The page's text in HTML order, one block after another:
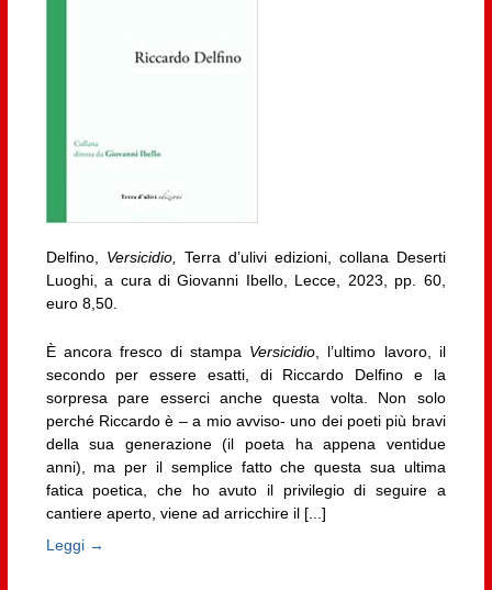
Delfino, Versicidio, Terra d’ulivi edizioni, collana Deserti
Luoghi, a cura di Giovanni Ibello, Lecce, 2023, pp. 60,
euro 8,50.
È ancora fresco di stampa Versicidio , l’ultimo lavoro, il
secondo per essere esatti, di Riccardo Delfino e la
sorpresa pare esserci anche questa volta. Non solo
perché Riccardo è – a mio avviso- uno dei poeti più bravi
della sua generazione (il poeta ha appena ventidue
anni), ma per il semplice fatto che questa sua ultima
fatica poetica, che ho avuto il privilegio di seguire a
cantiere aperto, viene ad arricchire il [...]
Leggi →